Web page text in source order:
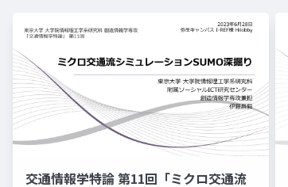
交通情報学特論 第11回「ミクロ交通流